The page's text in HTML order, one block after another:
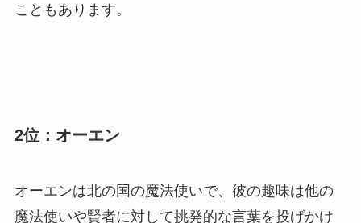
こともあります。
2位：オーエン
オーエンは北の国の魔法使いで、彼の趣味は他の
魔法使いや賢者に対して挑発的な言葉を投げかけ